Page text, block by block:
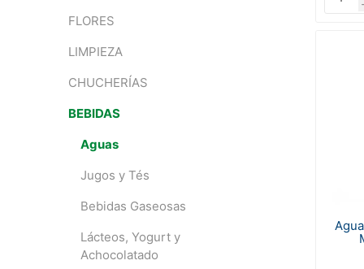
FLORES
LIMPIEZA
CHUCHERÍAS
BEBIDAS
Aguas
Jugos y Tés
Bebidas Gaseosas
Lácteos, Yogurt y
Achocolatado